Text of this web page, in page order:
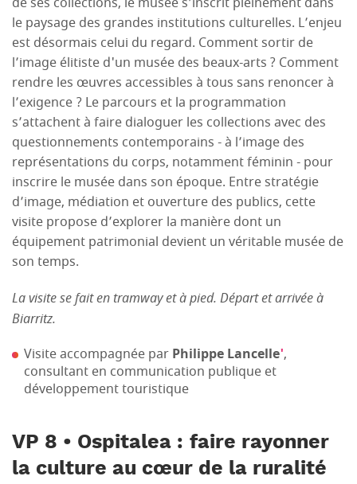
le paysage des grandes institutions culturelles. L’enjeu
est désormais celui du regard. Comment sortir de
l’image élitiste d'un musée des beaux-arts ? Comment
rendre les œuvres accessibles à tous sans renoncer à
l’exigence ? Le parcours et la programmation
s’attachent à faire dialoguer les collections avec des
questionnements contemporains - à l’image des
représentations du corps, notamment féminin - pour
inscrire le musée dans son époque. Entre stratégie
d’image, médiation et ouverture des publics, cette
visite propose d’explorer la manière dont un
équipement patrimonial devient un véritable musée de
son temps.
La visite se fait en tramway et à pied. Départ et arrivée à
Biarritz.
Visite accompagnée par Philippe Lancelle',
consultant en communication publique et
développement touristique
VP 8 • Ospitalea : faire rayonner
la culture au cœur de la ruralité